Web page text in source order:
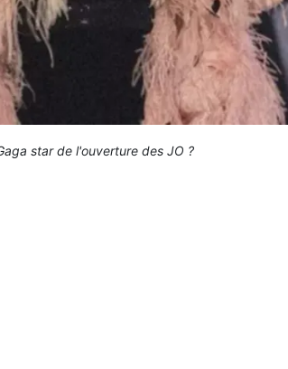
star de l'ouverture des JO ?